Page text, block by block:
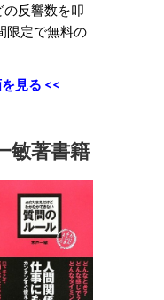
反響数を叩
限定で無料の
見る <<
敏著書籍